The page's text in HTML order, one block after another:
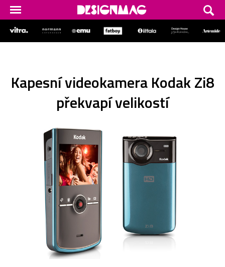
Kapesní videokamera Kodak Zi8
překvapí velikostí